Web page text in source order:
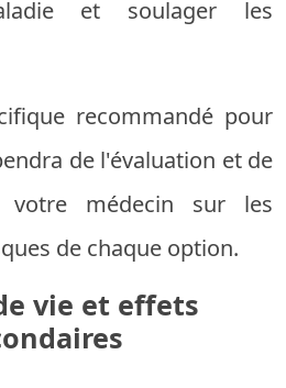
et soulager les
recommandé pour
de l'évaluation et de
votre médecin sur les
de chaque option.
vie et effets